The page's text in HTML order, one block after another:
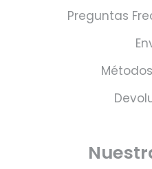
Preguntas